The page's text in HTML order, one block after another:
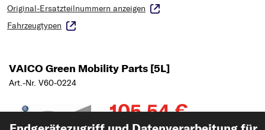
Original-Ersatzteilnummern anzeigen
Fahrzeugtypen
VAICO Green Mobility Parts [5L]
Art.-Nr. V60-0224
105,54 €
UVP: 180,95 €
-41%